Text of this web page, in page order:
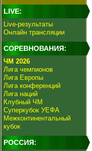
LIVE:
Live-результаты
Онлайн трансляции
СОРЕВНОВАНИЯ:
ЧМ 2026
Лига чемпионов
Лига Европы
Лига конференций
Лига наций
Клубный ЧМ
Суперкубок УЕФА
Межконтинентальный
кубок
РОССИЯ: